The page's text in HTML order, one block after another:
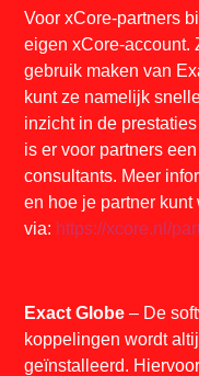
Voor xCore-partners
eigen xCore-account.
gebruik maken van
kunt ze namelijk
inzicht in de
is er voor partners
consultants. Meer
en hoe je partner kunt
via: https://xcore.nl/
Exact Globe – De
koppelingen wordt
geïnstalleerd.